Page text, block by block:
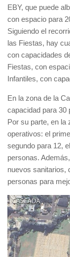
EBY, que puede
con espacio para
Siguiendo el
las Fiestas, hay
con capacidades
Fiestas, con
Infantiles, con
En la zona de la
capacidad para 30
Por su parte, en la
operativos: el
segundo para 12,
personas.
nuevos sanitarios,
personas para